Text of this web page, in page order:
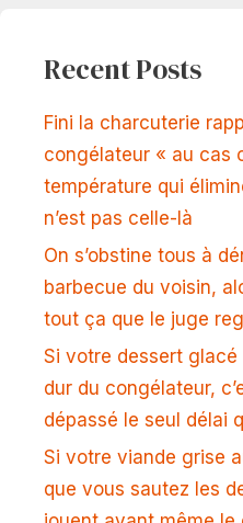
Recent Posts
Fini la charcuterie
congélateur « au cas
température qui
n’est pas celle-là
On s’obstine tous à
barbecue du voisin,
tout ça que le juge
Si votre dessert
dur du congélateur,
dépassé le seul délai
Si votre viande grise
que vous sautez les